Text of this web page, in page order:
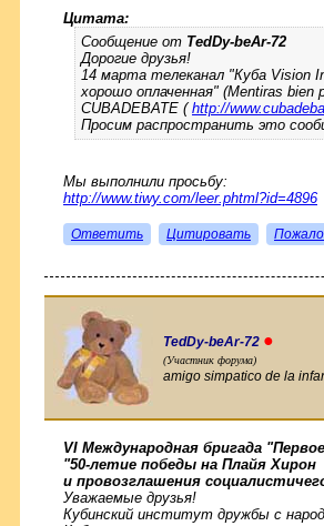
Цитата:
Сообщение от TedDy-beAr-72
Дорогие друзья!
14 марта телеканал "Куба Vision
хорошо оплаченная" (Mentiras
CUBADEBATE (http://
Просим распространить это
Мы выполнили просьбу:
http://www.tiwy.com/leer.phtml?id=4896
Ответить Цитировать
TedDy-beAr-72 ●
(Участник форума)
amigo simpatico de la
VI Международная бригада
"50-летие победы на Плайя Хирон
и провозглашения
Уважаемые друзья!
Кубинский институт дружбы с